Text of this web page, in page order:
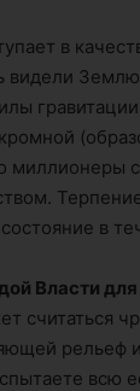
в
видели
миллионеры
в
Власти
считаться
рельеф
всю